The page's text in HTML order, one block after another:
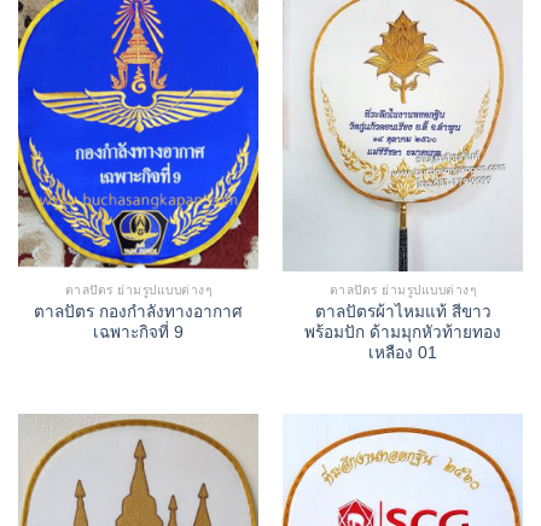
ตาลปัตร ย่ามรูปแบบต่างๆ
ตาลปัตร กองกำลังทางอากาศ
เฉพาะกิจที่ 9
ตาลปัตร ย่ามรูปแบบต่างๆ
ตาลปัตรผ้าไหมแท้ สีขาว
พร้อมปัก ด้ามมุกหัวท้ายทอง
เหลือง 01